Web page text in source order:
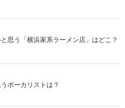
思う「横浜家系ラーメン店」はどこ？
ボーカリストは？